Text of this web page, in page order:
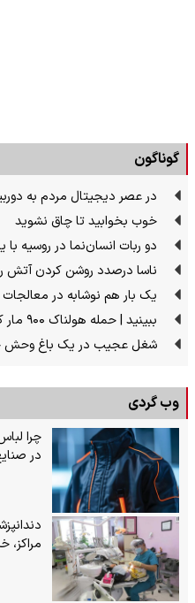
گوناگون
در عصر دیجیتال مردم به
خوب بخوابید تا چاق نشوید
دو ربات انسان‌نما در روسیه با
ناسا درصدد روشن کردن آتش
یک بار هم نوشابه در معالجات
ببینید | حمله هولناک ۹۰۰ مار کبرای قاتل به ساکنان مردم چین
شغل عجیب در یک باغ وحش
وب گردی
چرا
در
مراکز،